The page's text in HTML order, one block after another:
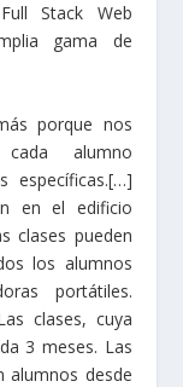
Stack Web
gama de
porque nos
alumno
específicas.[…]
en el edificio
clases pueden
los alumnos
portátiles.
clases, cuya
3 meses. Las
alumnos desde